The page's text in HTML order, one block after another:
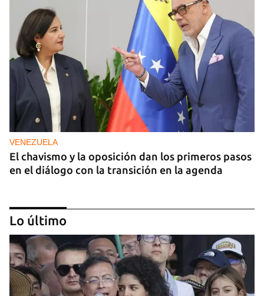
VENEZUELA
El chavismo y la oposición dan los primeros pasos
en el diálogo con la transición en la agenda
Lo último